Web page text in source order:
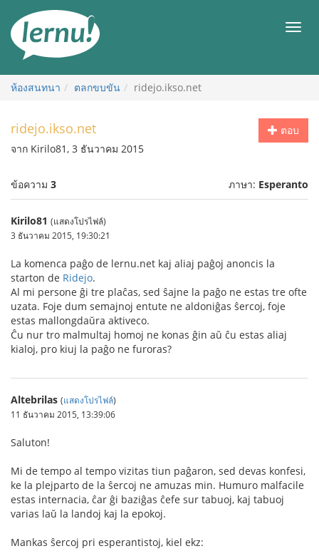
สารบัญ
เมนู
ห้องสนทนา ตลกขบขัน ridejo.ikso.net
ตอบ
ridejo.ikso.net
จาก Kirilo81, 3 ธันวาคม 2015
ข้อความ 3 ภาษา: Esperanto
Kirilo81 (แสดงโปรไฟล์)
3 ธันวาคม 2015, 19:30:21
La komenca paĝo de lernu.net kaj aliaj paĝoj anoncis la
starton de Ridejo.
Al mi persone ĝi tre plaĉas, sed ŝajne la paĝo ne estas tre ofte
uzata. Foje dum semajnoj entute ne aldoniĝas ŝercoj, foje
estas mallongdaŭra aktiveco.
Ĉu nur tro malmultaj homoj ne konas ĝin aŭ ĉu estas aliaj
kialoj, pro kiuj la paĝo ne furoras?
Altebrilas (แสดงโปรไฟล์)
11 ธันวาคม 2015, 13:39:06
Saluton!
Mi de tempo al tempo vizitas tiun paĝaron, sed devas konfesi,
ke la plejparto de la ŝercoj ne amuzas min. Humuro malfacile
estas internacia, ĉar ĝi baziĝas ĉefe sur tabuoj, kaj tabuoj
varias laŭ la landoj kaj la epokoj.
Mankas ŝercoj pri esperantistoj, kiel ekz: